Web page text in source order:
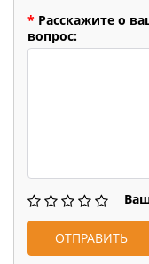
* Расскажите о
вопрос: